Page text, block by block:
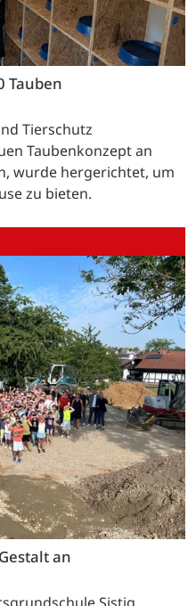
Tauben
Tierschutz
Taubenkonzept an
wurde hergerichtet, um
zu bieten.
an